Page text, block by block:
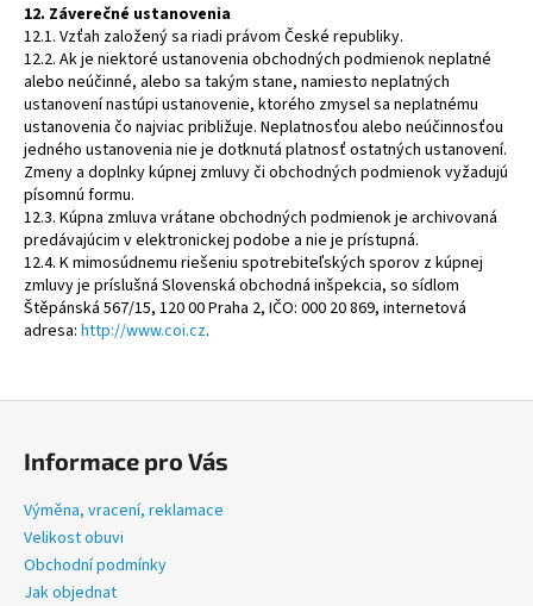
12. Záverečné ustanovenia
12.1. Vzťah založený sa riadi právom České republiky.
12.2. Ak je niektoré ustanovenia obchodných podmienok neplatné
alebo neúčinné, alebo sa takým stane, namiesto neplatných
ustanovení nastúpi ustanovenie, ktorého zmysel sa neplatnému
ustanovenia čo najviac približuje. Neplatnosťou alebo neúčinnosťou
jedného ustanovenia nie je dotknutá platnosť ostatných ustanovení.
Zmeny a doplnky kúpnej zmluvy či obchodných podmienok vyžadujú
písomnú formu.
12.3. Kúpna zmluva vrátane obchodných podmienok je archivovaná
predávajúcim v elektronickej podobe a nie je prístupná.
12.4. K mimosúdnemu riešeniu spotrebiteľských sporov z kúpnej
zmluvy je príslušná Slovenská obchodná inšpekcia, so sídlom
Štěpánská 567/15, 120 00 Praha 2, IČO: 000 20 869, internetová
adresa: http://www.coi.cz.
Informace pro Vás
Výměna, vracení, reklamace
Velikost obuvi
Obchodní podmínky
Jak objednat